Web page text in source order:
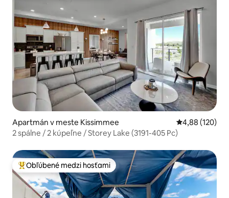
Apartmán v meste Kissimmee Priemerné
4,88 (120)
2 spálne / 2 kúpeľne / Storey Lake (3191-405 Pc)
Najobľúbenejšie medzi hosťami
Obľúbené medzi hosťami